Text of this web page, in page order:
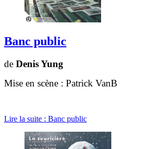
Banc public
de Denis Yung
Mise en scène : Patrick VanB
Lire la suite : Banc public